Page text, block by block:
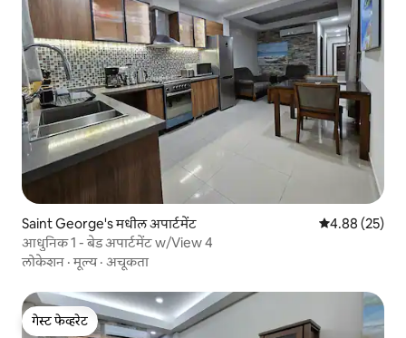
Saint George's मधील अपार्टमेंट 5 पैकी 4.88
4.88 (25)
आधुनिक 1 - बेड अपार्टमेंट w/View 4
लोकेशन ·मूल्य· अचूकता
गेस्ट फेव्हरेट
गेस्ट फेव्हरेट